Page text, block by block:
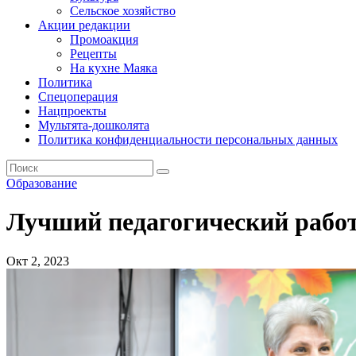
Сельское хозяйство
Акции редакции
Промоакция
Рецепты
На кухне Маяка
Политика
Спецоперация
Нацпроекты
Мультята-дошколята
Политика конфиденциальности персональных данных
Образование
Лучший педагогический
Окт 2, 2023